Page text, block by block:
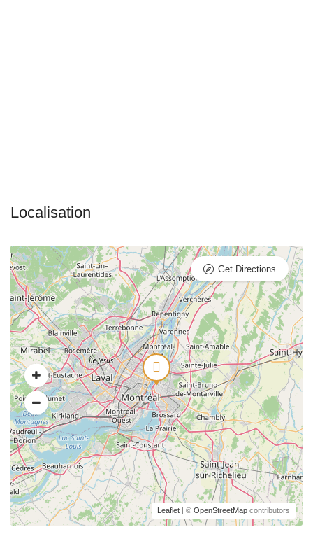
Leaflet | © OpenStreetMap contributors
Get Directions